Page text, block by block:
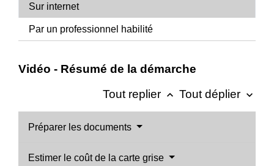
Sur internet
Par un professionnel habilité
Vidéo - Résumé de la démarche
Tout replier keyboard_arrow_up Tout déplier keyboard_arrow_down
Préparer les documents
Estimer le coût de la carte grise